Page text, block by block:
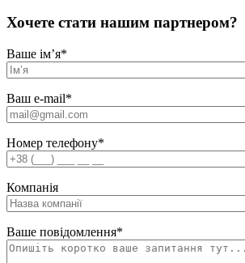
Хочете стати нашим партнером?
Ваше ім’я*
Ваш e-mail*
Номер телефону*
Компанія
Ваше повідомлення*